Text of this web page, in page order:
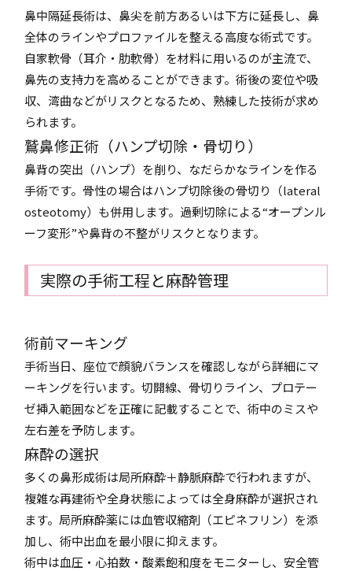
鼻中隔延長術は、鼻尖を前方あるいは下方に延長し、鼻
全体のラインやプロファイルを整える高度な術式です。
自家軟骨（耳介・肋軟骨）を材料に用いるのが主流で、
鼻先の支持力を高めることができます。術後の変位や吸
収、湾曲などがリスクとなるため、熟練した技術が求め
られます。
鷲鼻修正術（ハンプ切除・骨切り）
鼻背の突出（ハンプ）を削り、なだらかなラインを作る
手術です。骨性の場合はハンプ切除後の骨切り（lateral
osteotomy）も併用します。過剰切除による“オープンル
ーフ変形”や鼻背の不整がリスクとなります。
実際の手術工程と麻酔管理
術前マーキング
手術当日、座位で顔貌バランスを確認しながら詳細にマ
ーキングを行います。切開線、骨切りライン、プロテー
ゼ挿入範囲などを正確に記載することで、術中のミスや
左右差を予防します。
麻酔の選択
多くの鼻形成術は局所麻酔＋静脈麻酔で行われますが、
複雑な再建術や全身状態によっては全身麻酔が選択され
ます。局所麻酔薬には血管収縮剤（エピネフリン）を添
加し、術中出血を最小限に抑えます。
術中は血圧・心拍数・酸素飽和度をモニターし、安全管